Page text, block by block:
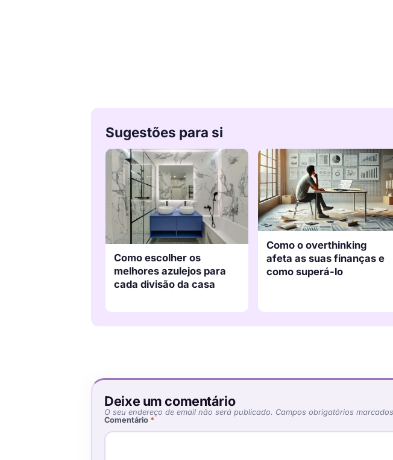
Sugestões para si
Como escolher os
melhores azulejos para
cada divisão da casa
Como o overthinking
afeta as suas finanças e
como superá-lo
Deixe um comentário
O seu endereço de email não será publicado. Campos obrigatórios
Comentário *